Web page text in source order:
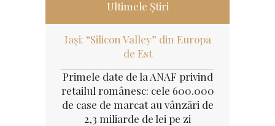
Ultimele Știri
Iași: “Silicon Valley” din Europa
de Est
Primele date de la ANAF privind
retailul românesc: cele 600.000
de case de marcat au vânzări de
2,3 miliarde de lei pe zi